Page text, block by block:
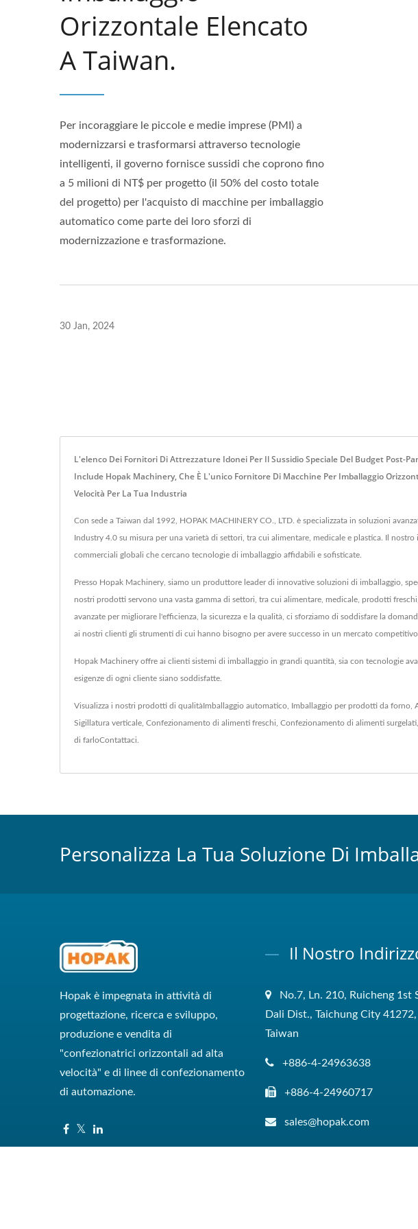
Orizzontale Elencato
A Taiwan.
Per incoraggiare le piccole e medie imprese (PMI) a
modernizzarsi e trasformarsi attraverso tecnologie
intelligenti, il governo fornisce sussidi che coprono fino
a 5 milioni di NT$ per progetto (il 50% del costo totale
del progetto) per l'acquisto di macchine per imballaggio
automatico come parte dei loro sforzi di
modernizzazione e trasformazione.
30 Jan, 2024
L'elenco Dei Fornitori Di Attrezzature Idonei Per Il Sussidio Speciale Del Budget Post-
Include Hopak Machinery, Che È L'unico Fornitore Di Macchine Per Imballaggio
Velocità Per La Tua Industria
Con sede a Taiwan dal 1992, HOPAK MACHINERY CO., LTD. è specializzata in soluzioni
Industry 4.0 su misura per una varietà di settori, tra cui alimentare, medicale e plastica. Il
commerciali globali che cercano tecnologie di imballaggio affidabili e sofisticate.
Presso Hopak Machinery, siamo un produttore leader di innovative soluzioni di imballaggio,
nostri prodotti servono una vasta gamma di settori, tra cui alimentare, medicale, prodotti
avanzate per migliorare l'efficienza, la sicurezza e la qualità, ci sforziamo di soddisfare la
ai nostri clienti gli strumenti di cui hanno bisogno per avere successo in un mercato competitivo.
Hopak Machinery offre ai clienti sistemi di imballaggio in grandi quantità, sia con tecnologie
esigenze di ogni cliente siano soddisfatte.
Visualizza i nostri prodotti di qualitàImballaggio automatico Imballaggio per prodotti da forno
Sigillatura verticale Confezionamento di alimenti freschi Confezionamento di alimenti surgelati
di farloContattaci
Personalizza La Tua Soluzione Di
Hopak è impegnata in attività di
progettazione, ricerca e sviluppo,
produzione e vendita di
"confezionatrici orizzontali ad alta
velocità" e di linee di confezionamento
di automazione.
Il Nostro
No.7, Ln. 210, Ruicheng 1st
Dali Dist., Taichung City 41272,
Taiwan
+886-4-24963638
+886-4-24960717
sales@hopak.com